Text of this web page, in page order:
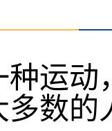
种运
多数的